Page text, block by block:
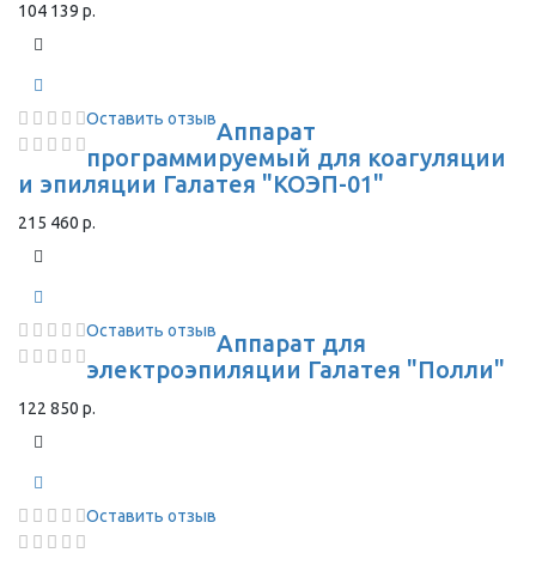
104 139 р.
Оставить отзывАппарат
программируемый для коагуляции
и эпиляции Галатея "КОЭП-01"
215 460 р.
Оставить отзывАппарат для
электроэпиляции Галатея "Полли"
122 850 р.
Оставить отзыв